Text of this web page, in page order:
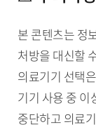
본 콘텐츠는 정
처방을 대신할
의료기기 선택
기기 사용 중 이
중단하고 의료